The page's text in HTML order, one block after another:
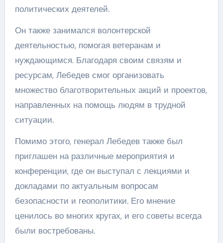
политических деятелей.
Он также занимался волонтерской
деятельностью, помогая ветеранам и
нуждающимся. Благодаря своим связям и
ресурсам, Лебедев смог организовать
множество благотворительных акций и проектов,
направленных на помощь людям в трудной
ситуации.
Помимо этого, генерал Лебедев также был
приглашен на различные мероприятия и
конференции, где он выступал с лекциями и
докладами по актуальным вопросам
безопасности и геополитики. Его мнение
ценилось во многих кругах, и его советы всегда
были востребованы.